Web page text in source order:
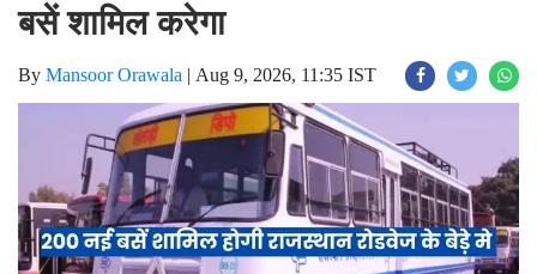
बसें शामिल करेगा
By Mansoor Orawala | Aug 9, 2026, 11:35 IST